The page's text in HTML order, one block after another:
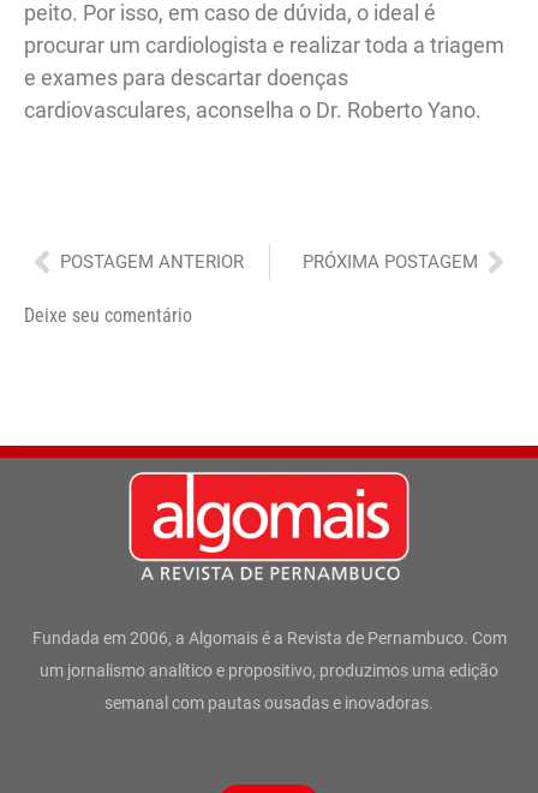
peito. Por isso, em caso de dúvida, o ideal é
procurar um cardiologista e realizar toda a triagem
e exames para descartar doenças
cardiovasculares, aconselha o Dr. Roberto Yano.
Anterior
POSTAGEM ANTERIOR PRÓXIMA POSTAGEM
Deixe seu comentário
Fundada em 2006, a Algomais é a Revista de Pernambuco. Com
um jornalismo analítico e propositivo, produzimos uma edição
semanal com pautas ousadas e inovadoras.